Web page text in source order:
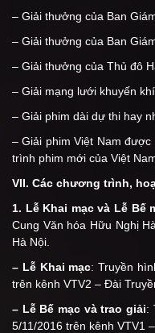
– Giải thưởng của Ban
– Giải thưởng của Ban
– Giải thưởng của Thủ đô
– Giải mạng lưới khuyến
– Giải phim dài dự thi hay
– Giải phim Việt Nam
trình phim mới của Việt
VII. Các chương trình,
1. Lễ Khai mạc và Lễ Bế
Cung Văn hóa Hữu Nghị
Hà Nội.
– Lễ Khai mạc: Truyền
trên kênh VTV2 – Đài
– Lễ Bế mạc và trao giải:
5/11/2016 trên kênh VTV1